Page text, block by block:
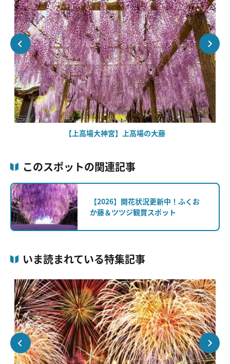
【上高場大神宮】上高場の大藤
このスポットの関連記事
【2026】開花状況更新中！ふくお
か藤＆ツツジ観賞スポット
いま読まれている特集記事